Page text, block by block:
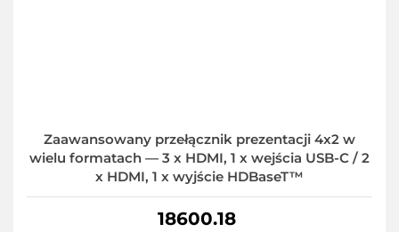
Zaawansowany przełącznik prezentacji 4x2 w
wielu formatach — 3 x HDMI, 1 x wejścia USB-C / 2
x HDMI, 1 x wyjście HDBaseT™
18600.18